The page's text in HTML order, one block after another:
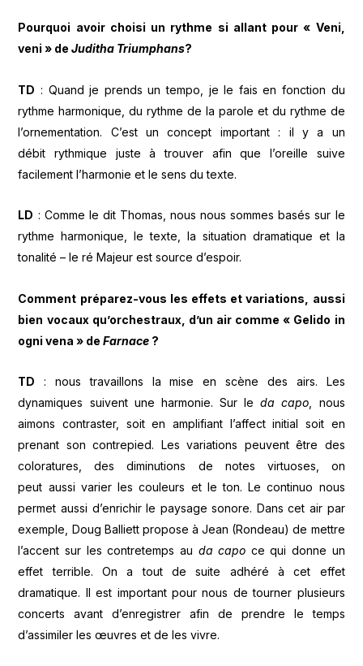
Pourquoi avoir choisi un rythme si allant pour « Veni,
veni » deJuditha Triumphans?
TD : Quand je prends un tempo, je le fais en fonction du
rythme harmonique, du rythme de la parole et du rythme de
l’ornementation. C’est un concept important : il y a un
débit rythmique juste à trouver afin que l’oreille suive
facilement l’harmonie et le sens du texte.
LD : Comme le dit Thomas, nous nous sommes basés sur le
rythme harmonique, le texte, la situation dramatique et la
tonalité – le ré Majeur est source d’espoir.
Comment préparez-vous les effets et variations, aussi
bien vocaux qu’orchestraux, d’un air comme « Gelido in
ogni vena » deFarnace ?
TD : nous travaillons la mise en scène des airs. Les
dynamiques suivent une harmonie. Sur leda capo , nous
aimons contraster, soit en amplifiant l’affect initial soit en
prenant son contrepied. Les variations peuvent être des
coloratures, des diminutions de notes virtuoses, on
peut aussi varier les couleurs et le ton. Le continuo nous
permet aussi d’enrichir le paysage sonore. Dans cet air par
exemple, Doug Balliett propose à Jean (Rondeau) de mettre
l’accent sur les contretemps au da capo ce qui donne un
effet terrible. On a tout de suite adhéré à cet effet
dramatique. Il est important pour nous de tourner plusieurs
concerts avant d’enregistrer afin de prendre le temps
d’assimiler les œuvres et de les vivre.